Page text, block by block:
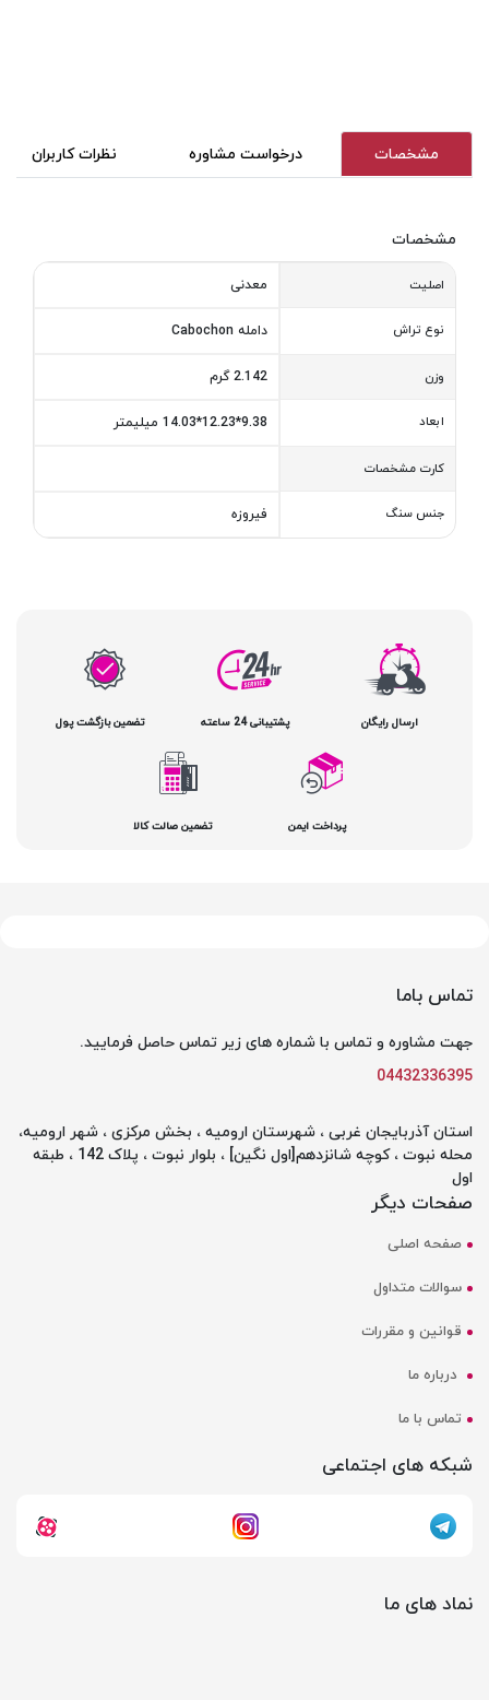
مشخصات درخواست مشاوره نظرات کاربران
مشخصات
اصلیت معدنی
نوع تراش دامله Cabochon
وزن 2.142 گرم
ابعاد 9.38*12.23*14.03 میلیمتر
کارت مشخصات
جنس سنگ فیروزه
ارسال رایگان پشتیبانی 24 ساعته تضمین بازگشت پول
پرداخت ایمن تضمین صالت کالا
تماس باما
جهت مشاوره و تماس با شماره های زیر تماس حاصل فرمایید.
04432336395
استان آذربایجان غربی ، شهرستان ارومیه ، بخش مرکزی ، شهر ارومیه،
محله نبوت ، کوچه شانزدهم[اول نگین] ، بلوار نبوت ، پلاک 142 ، طبقه
اول
صفحات دیگر
صفحه اصلی
سوالات متداول
قوانین و مقررات
درباره ما
تماس با ما
شبکه های اجتماعی
نماد های ما